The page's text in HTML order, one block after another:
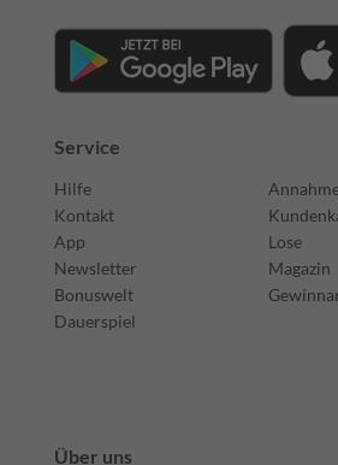
Service
Hilfe
Kontakt
App
Newsletter
Bonuswelt
Dauerspiel
Lose
Magazin
Über uns